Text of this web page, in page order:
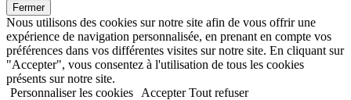
Fermer
Nous utilisons des cookies sur notre site afin de vous offrir une
expérience de navigation personnalisée, en prenant en compte vos
préférences dans vos différentes visites sur notre site. En cliquant sur
"Accepter", vous consentez à l'utilisation de tous les cookies
présents sur notre site.
Personnaliser les cookies
Accepter Tout refuser